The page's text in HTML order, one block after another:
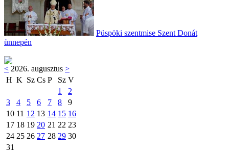
Püspöki szentmise Szent Donát
ünnepén
< 2026. augusztus >
H K Sz Cs P Sz V
1
2
3
4 5 6 7 8
9
10 11 12 13 14 15 16
17 18 19 20 21 22 23
24 25 26 27 28 29 30
31